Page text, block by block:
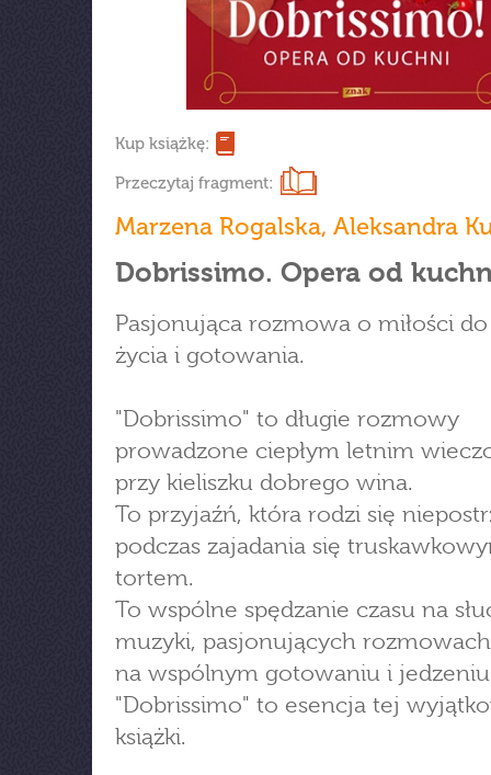
Kup książkę:
Przeczytaj fragment:
Marzena Rogalska, Aleksandra
Dobrissimo. Opera od
Pasjonująca rozmowa o miłości
życia i gotowania.
"Dobrissimo" to długie rozmowy
prowadzone ciepłym letnim
przy kieliszku dobrego wina.
To przyjaźń, która rodzi się
podczas zajadania się
tortem.
To wspólne spędzanie czasu na
muzyki, pasjonujących
na wspólnym gotowaniu i
"Dobrissimo" to esencja tej
książki.